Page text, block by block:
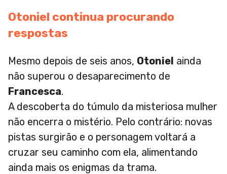
Otoniel continua procurando
respostas
Mesmo depois de seis anos, Otoniel ainda
não superou o desaparecimento de
Francesca.
A descoberta do túmulo da misteriosa mulher
não encerra o mistério. Pelo contrário: novas
pistas surgirão e o personagem voltará a
cruzar seu caminho com ela, alimentando
ainda mais os enigmas da trama.